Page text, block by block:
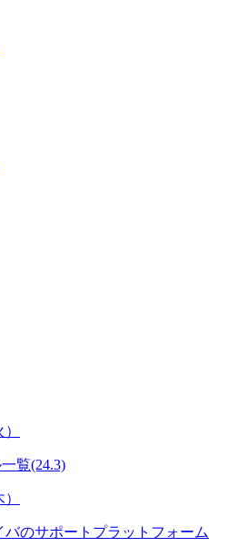
覧(24.3)
バのサポートプラットフォーム